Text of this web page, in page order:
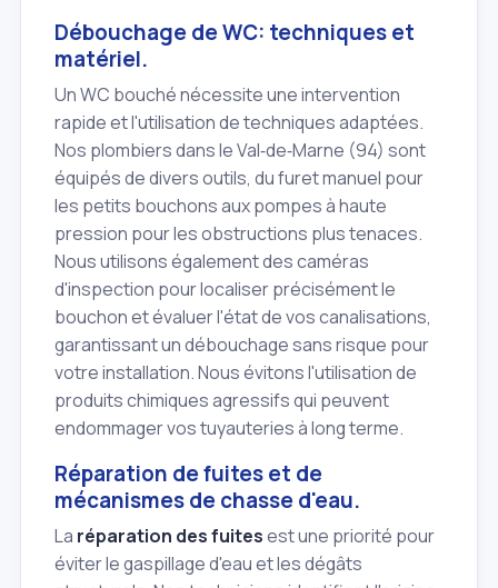
Débouchage de WC: techniques et
matériel.
Un WC bouché nécessite une intervention
rapide et l'utilisation de techniques adaptées.
Nos plombiers dans le Val‑de‑Marne (94) sont
équipés de divers outils, du furet manuel pour
les petits bouchons aux pompes à haute
pression pour les obstructions plus tenaces.
Nous utilisons également des caméras
d'inspection pour localiser précisément le
bouchon et évaluer l'état de vos canalisations,
garantissant un débouchage sans risque pour
votre installation. Nous évitons l'utilisation de
produits chimiques agressifs qui peuvent
endommager vos tuyauteries à long terme.
Réparation de fuites et de
mécanismes de chasse d'eau.
La réparation des fuitesest une priorité pour
éviter le gaspillage d'eau et les dégâts